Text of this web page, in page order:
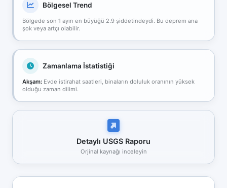
Bölgesel Trend
Bölgede son 1 ayın en büyüğü 2.9 şiddetindeydi. Bu deprem ana
şok veya artçı olabilir.
Zamanlama İstatistiği
Akşam: Evde istirahat saatleri, binaların doluluk oranının yüksek
olduğu zaman dilimi.
Detaylı USGS Raporu
Orjinal kaynağı inceleyin